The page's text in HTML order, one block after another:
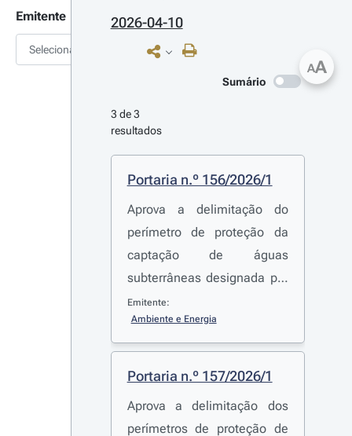
Emitente
Selecionar
2026-04-10
Sumário
3 de 3
resultados
Portaria n.º 156/2026/1
Aprova a delimitação do
perímetro de proteção da
captação de águas
subterrâneas designada por
«L9 (P2-100)», destinada ao
abastecimento público para
consumo humano,
localizada no concelho de
Emitente:
Ambiente e Energia
Portaria n.º 157/2026/1
Aprova a delimitação dos
perímetros de proteção de
AA